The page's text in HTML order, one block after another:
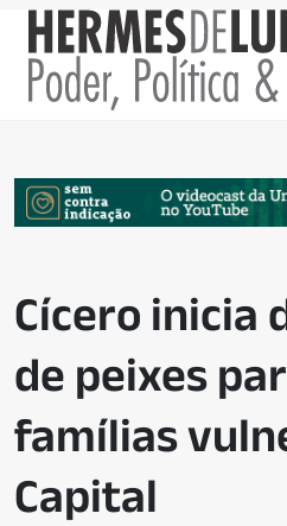
Cícero inicia
de peixes
famílias
Capital